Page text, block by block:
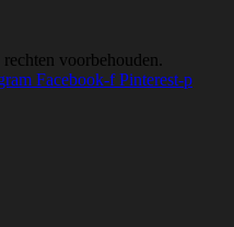
voorbehouden.
Facebook-f Pinterest-p